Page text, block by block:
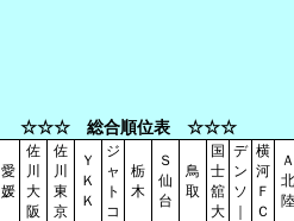
☆☆☆ 総合順位表 ☆☆☆
愛
媛
佐
川
大
阪
佐
川
東
京
Ｙ
Ｋ
Ｋ
ジ
ャ
ト
コ
栃
木
Ｓ
仙
台
鳥
取
国
士
舘
大
デ
ン
ソ
横
河
Ｆ
Ｃ
Ａ
北
陸